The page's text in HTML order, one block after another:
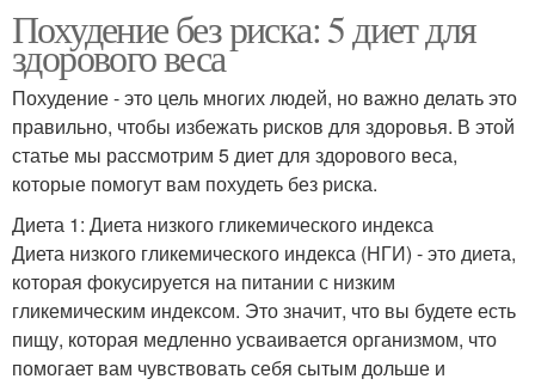
Похудение без риска: 5 диет для
здорового веса
Похудение - это цель многих людей, но важно делать это
правильно, чтобы избежать рисков для здоровья. В этой
статье мы рассмотрим 5 диет для здорового веса,
которые помогут вам похудеть без риска.
Диета 1: Диета низкого гликемического индекса
Диета низкого гликемического индекса (НГИ) - это диета,
которая фокусируется на питании с низким
гликемическим индексом. Это значит, что вы будете есть
пищу, которая медленно усваивается организмом, что
помогает вам чувствовать себя сытым дольше и